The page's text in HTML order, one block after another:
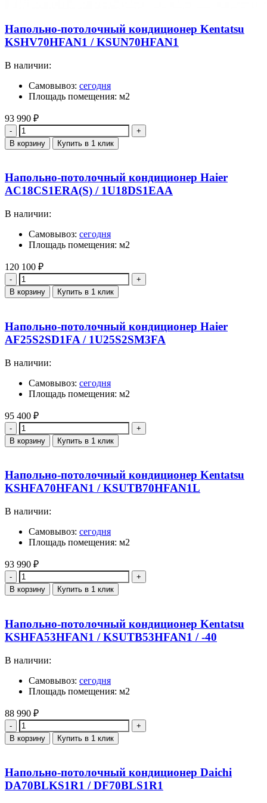
Напольно-потолочный кондиционер Kentatsu
KSHV70HFAN1 / KSUN70HFAN1
В наличии:
Самовывоз: сегодня
Площадь помещения: м2
93 990 ₽
Количество
В корзину Купить в 1 клик
Напольно-потолочный кондиционер Haier
AC18CS1ERA(S) / 1U18DS1EAA
В наличии:
Самовывоз: сегодня
Площадь помещения: м2
120 100 ₽
Количество
В корзину Купить в 1 клик
Напольно-потолочный кондиционер Haier
AF25S2SD1FA / 1U25S2SM3FA
В наличии:
Самовывоз: сегодня
Площадь помещения: м2
95 400 ₽
Количество
В корзину Купить в 1 клик
Напольно-потолочный кондиционер Kentatsu
KSHFA70HFAN1 / KSUTB70HFAN1L
В наличии:
Самовывоз: сегодня
Площадь помещения: м2
93 990 ₽
Количество
В корзину Купить в 1 клик
Напольно-потолочный кондиционер Kentatsu
KSHFA53HFAN1 / KSUTB53HFAN1 / -40
В наличии:
Самовывоз: сегодня
Площадь помещения: м2
88 990 ₽
Количество
В корзину Купить в 1 клик
Напольно-потолочный кондиционер Daichi
DA70BLKS1R1 / DF70BLS1R1